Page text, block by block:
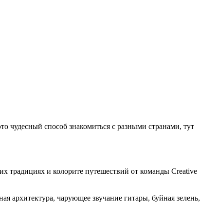
способ знакомиться с разными странами, тут
и колорите путешествий от команды Creative
архитектура, чарующее звучание гитары, буйная зелень,